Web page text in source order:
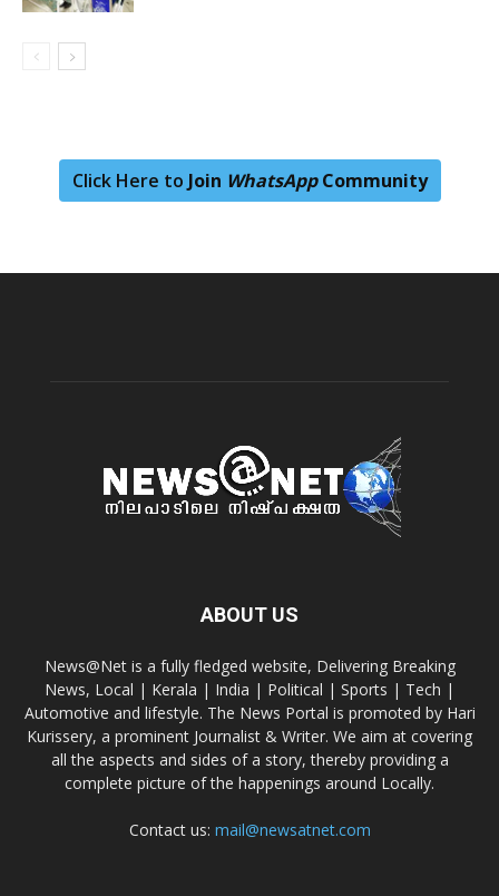
Click Here to Join WhatsAppCommunity
ABOUT US
News@Net is a fully fledged website, Delivering Breaking
News, Local | Kerala | India | Political | Sports | Tech |
Automotive and lifestyle. The News Portal is promoted by Hari
Kurissery, a prominent Journalist & Writer. We aim at covering
all the aspects and sides of a story, thereby providing a
complete picture of the happenings around Locally.
Contact us: mail@newsatnet.com